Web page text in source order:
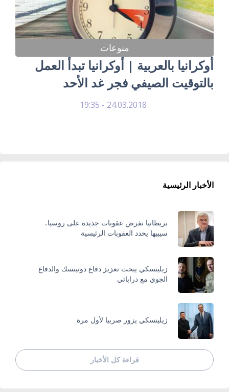
منوعات
أوكرانيا بالعربية | أوكرانيا تبدأ العمل
بالتوقيت الصيفي فجر غد الأحد
24.03.2018 - 19:35
الأخبار الرئيسية
بريطانيا تفرض عقوبات جديدة على روسيا..
سيبيها يحدد العقوبات الرئيسية
زيلينسكي يبحث تعزيز دفاع دونيتسك والدفاع
الجوي مع دراباتي
زيلينسكي يزور صربيا لأول مرة
قراءة كل الأخبار